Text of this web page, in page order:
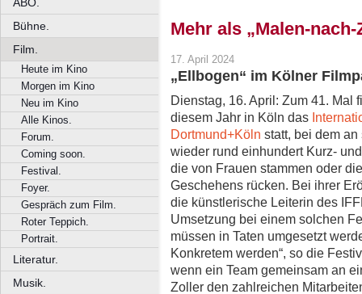
Bühne.
Film.
Heute im Kino
Morgen im Kino
Neu im Kino
Alle Kinos.
Forum.
Coming soon.
Festival.
Foyer.
Gespräch zum Film.
Roter Teppich.
Portrait.
Literatur.
Musik.
Mehr als „Malen-
17. April 2024
„Ellbogen“ im Kölner
Dienstag, 16. April: Zum 41. Mal
diesem Jahr in Köln das
Dortmund+Köln statt, bei dem
wieder rund einhundert Kurz-
die von Frauen stammen oder
Geschehens rücken. Bei ihrer
die künstlerische Leiterin des
Umsetzung bei einem solchen
müssen in Taten umgesetzt
Konkretem werden“, so die
wenn ein Team gemeinsam an
Zoller den zahlreichen